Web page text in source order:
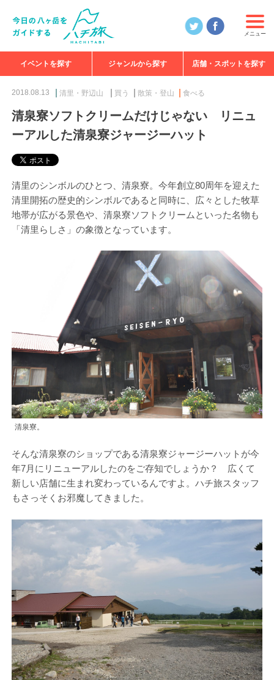
メニュー
イベントを探す ジャンルから探す 店舗・スポットを探す
2018.08.13 清里・野辺山 買う 散策・登山 食べる
清泉寮ソフトクリームだけじゃない リニュ
ーアルした清泉寮ジャージーハット
清里のシンボルのひとつ、清泉寮。今年創立80周年を迎えた
清里開拓の歴史的シンボルであると同時に、広々とした牧草
地帯が広がる景色や、清泉寮ソフトクリームといった名物も
「清里らしさ」の象徴となっています。
清泉寮。
そんな清泉寮のショップである清泉寮ジャージーハットが今
年7月にリニューアルしたのをご存知でしょうか？ 広くて
新しい店舗に生まれ変わっているんですよ。ハチ旅スタッフ
もさっそくお邪魔してきました。